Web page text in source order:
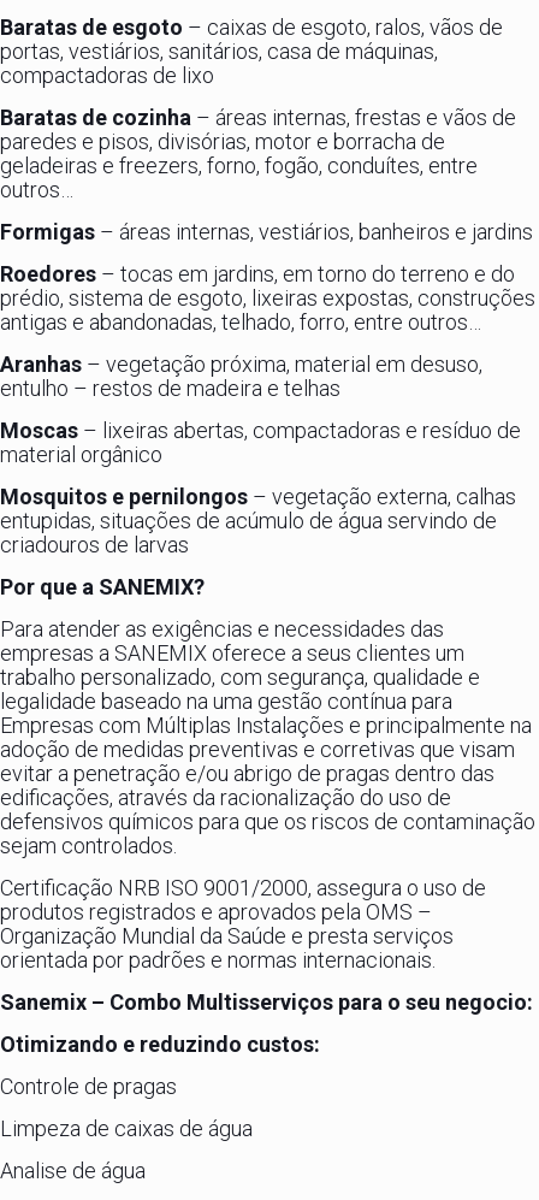
Baratas de esgoto – caixas de esgoto, ralos, vãos de
portas, vestiários, sanitários, casa de máquinas,
compactadoras de lixo
Baratas de cozinha – áreas internas, frestas e vãos de
paredes e pisos, divisórias, motor e borracha de
geladeiras e freezers, forno, fogão, conduítes, entre
outros…
Formigas – áreas internas, vestiários, banheiros e jardins
Roedores – tocas em jardins, em torno do terreno e do
prédio, sistema de esgoto, lixeiras expostas, construções
antigas e abandonadas, telhado, forro, entre outros…
Aranhas – vegetação próxima, material em desuso,
entulho – restos de madeira e telhas
Moscas – lixeiras abertas, compactadoras e resíduo de
material orgânico
Mosquitos e pernilongos – vegetação externa, calhas
entupidas, situações de acúmulo de água servindo de
criadouros de larvas
Por que a SANEMIX?
Para atender as exigências e necessidades das
empresas a SANEMIX oferece a seus clientes um
trabalho personalizado, com segurança, qualidade e
legalidade baseado na uma gestão contínua para
Empresas com Múltiplas Instalações e principalmente na
adoção de medidas preventivas e corretivas que visam
evitar a penetração e/ou abrigo de pragas dentro das
edificações, através da racionalização do uso de
defensivos químicos para que os riscos de contaminação
sejam controlados.
Certificação NRB ISO 9001/2000, assegura o uso de
produtos registrados e aprovados pela OMS –
Organização Mundial da Saúde e presta serviços
orientada por padrões e normas internacionais.
Sanemix – Combo Multisserviços para o seu negocio:
Otimizando e reduzindo custos:
Controle de pragas
Limpeza de caixas de água
Analise de água